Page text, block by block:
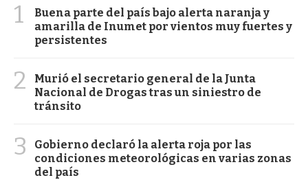
1
Buena parte del país bajo alerta naranja y
amarilla de Inumet por vientos muy fuertes y
persistentes
2
Murió el secretario general de la Junta
Nacional de Drogas tras un siniestro de
tránsito
3
Gobierno declaró la alerta roja por las
condiciones meteorológicas en varias zonas
del país